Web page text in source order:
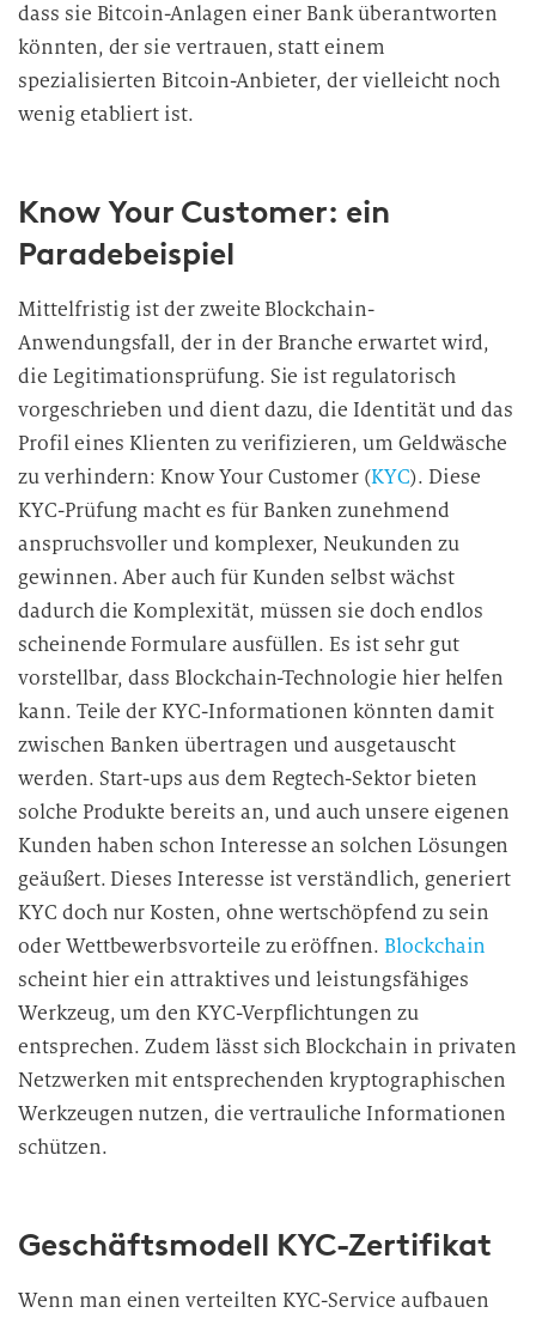
dass sie Bitcoin-Anlagen einer Bank überantworten
könnten, der sie vertrauen, statt einem
spezialisierten Bitcoin-Anbieter, der vielleicht noch
wenig etabliert ist.
Know Your Customer: ein
Paradebeispiel
Mittelfristig ist der zweite Blockchain-
Anwendungsfall, der in der Branche erwartet wird,
die Legitimationsprüfung. Sie ist regulatorisch
vorgeschrieben und dient dazu, die Identität und das
Profil eines Klienten zu verifizieren, um Geldwäsche
zu verhindern: Know Your Customer (KYC). Diese
KYC-Prüfung macht es für Banken zunehmend
anspruchsvoller und komplexer, Neukunden zu
gewinnen. Aber auch für Kunden selbst wächst
dadurch die Komplexität, müssen sie doch endlos
scheinende Formulare ausfüllen. Es ist sehr gut
vorstellbar, dass Blockchain-Technologie hier helfen
kann. Teile der KYC-Informationen könnten damit
zwischen Banken übertragen und ausgetauscht
werden. Start-ups aus dem Regtech-Sektor bieten
solche Produkte bereits an, und auch unsere eigenen
Kunden haben schon Interesse an solchen Lösungen
geäußert. Dieses Interesse ist verständlich, generiert
KYC doch nur Kosten, ohne wertschöpfend zu sein
oder Wettbewerbsvorteile zu eröffnen. Blockchain
scheint hier ein attraktives und leistungsfähiges
Werkzeug, um den KYC-Verpflichtungen zu
entsprechen. Zudem lässt sich Blockchain in privaten
Netzwerken mit entsprechenden kryptographischen
Werkzeugen nutzen, die vertrauliche Informationen
schützen.
Geschäftsmodell KYC-Zertifikat
Wenn man einen verteilten KYC-Service aufbauen